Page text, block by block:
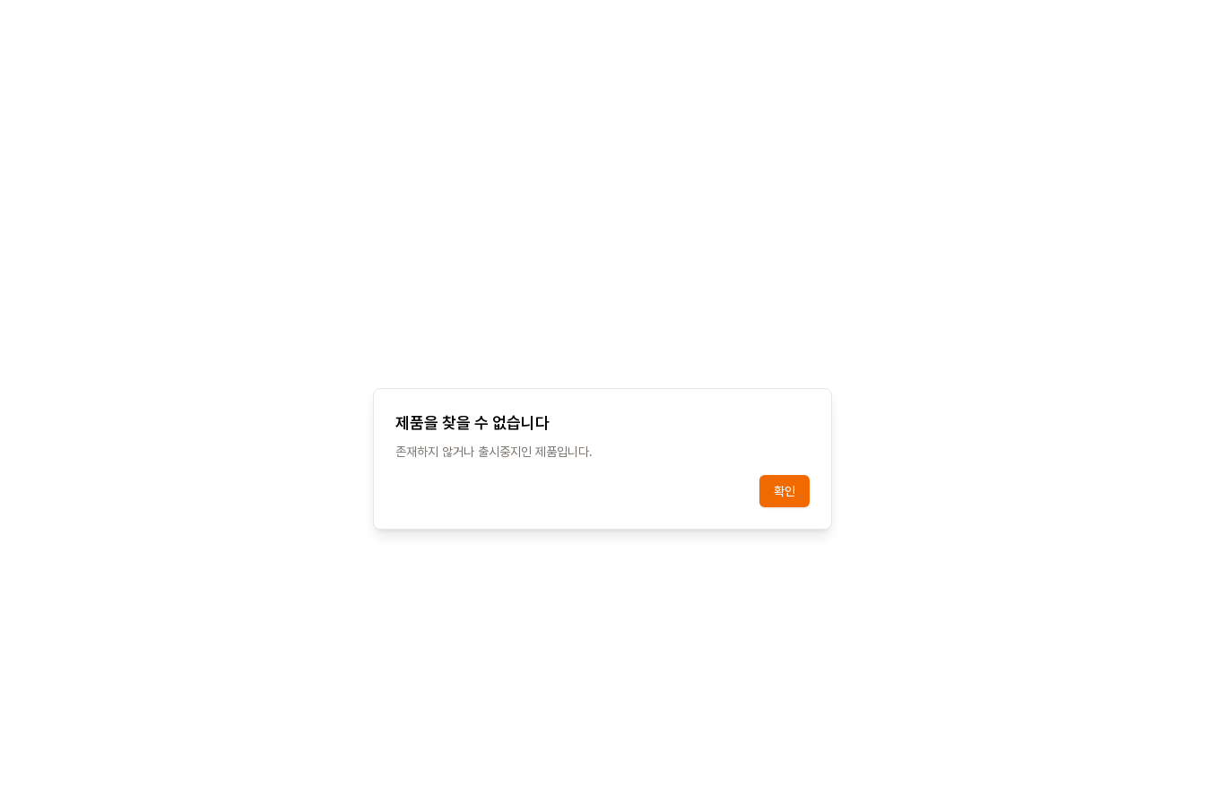
제품을 찾을 수 없습니다
존재하지 않거나 출시중지인 제품입니다.
확인